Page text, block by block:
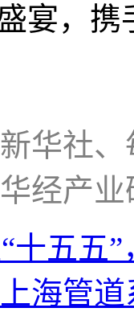
宴，
华社
经产
十五五
海管